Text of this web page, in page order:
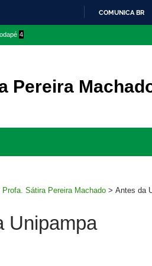
O
COMUNICA BR
4
Pereira
Profa. Sátira Pereira Machado > Antes da
Unipampa